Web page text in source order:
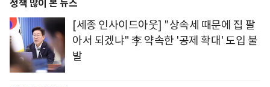
정책 많이 본 뉴스
[세종 인사이드아웃] "상속세 때문에 집 팔
아서 되겠냐" 李 약속한 '공제 확대' 도입 불
발